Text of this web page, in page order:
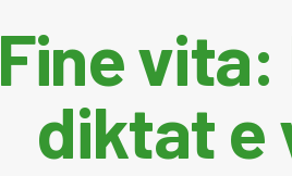
Fine
diktat e